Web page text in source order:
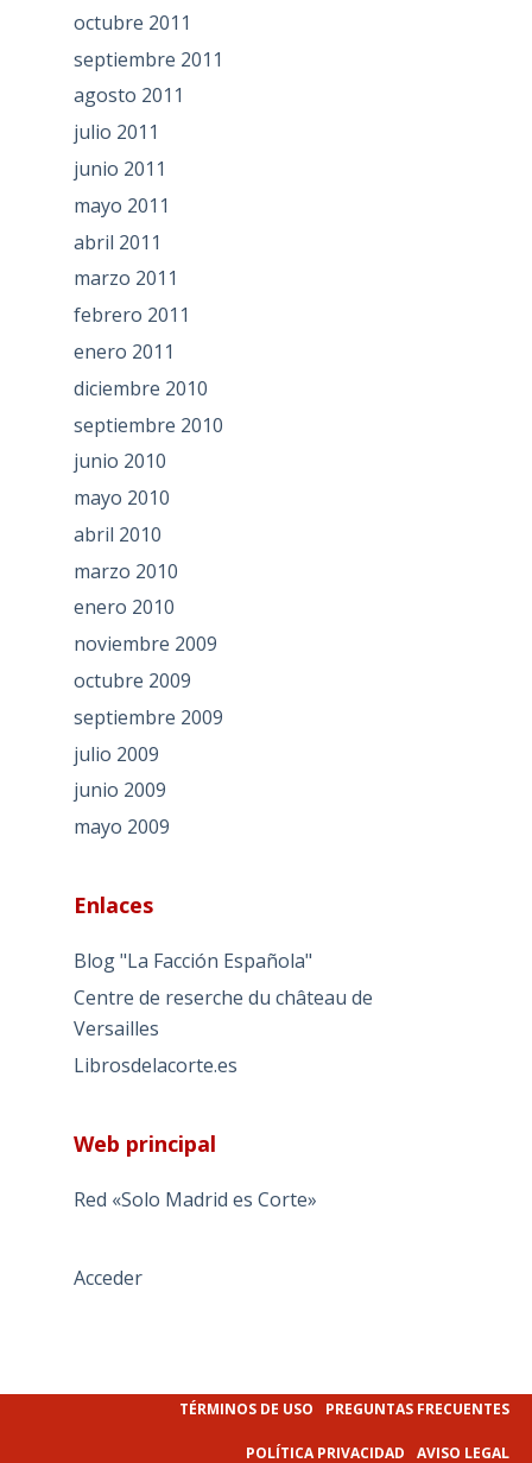
octubre 2011
septiembre 2011
agosto 2011
julio 2011
junio 2011
mayo 2011
abril 2011
marzo 2011
febrero 2011
enero 2011
diciembre 2010
septiembre 2010
junio 2010
mayo 2010
abril 2010
marzo 2010
enero 2010
noviembre 2009
octubre 2009
septiembre 2009
julio 2009
junio 2009
mayo 2009
Enlaces
Blog "La Facción Española"
Centre de reserche du château de
Versailles
Librosdelacorte.es
Web principal
Red «Solo Madrid es Corte»
Acceder
TÉRMINOS DE USO PREGUNTAS FRECUENTES
POLÍTICA PRIVACIDAD AVISO LEGAL